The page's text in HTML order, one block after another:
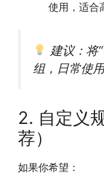
使用，适合
建议：将
组，日常使用
2. 自定义
荐）
如果你希望：